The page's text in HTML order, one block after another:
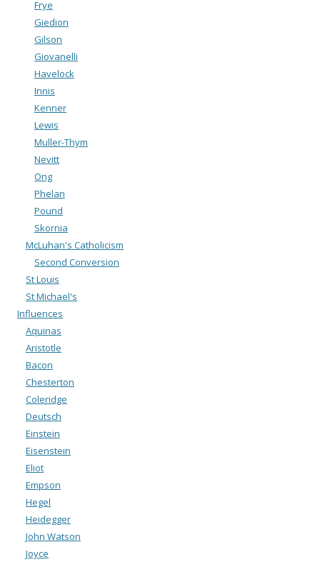
Frye
Giedion
Gilson
Giovanelli
Havelock
Innis
Kenner
Lewis
Muller-Thym
Nevitt
Ong
Phelan
Pound
Skornia
McLuhan's Catholicism
Second Conversion
St Louis
St Michael's
Influences
Aquinas
Aristotle
Bacon
Chesterton
Coleridge
Deutsch
Einstein
Eisenstein
Eliot
Empson
Hegel
Heidegger
John Watson
Joyce